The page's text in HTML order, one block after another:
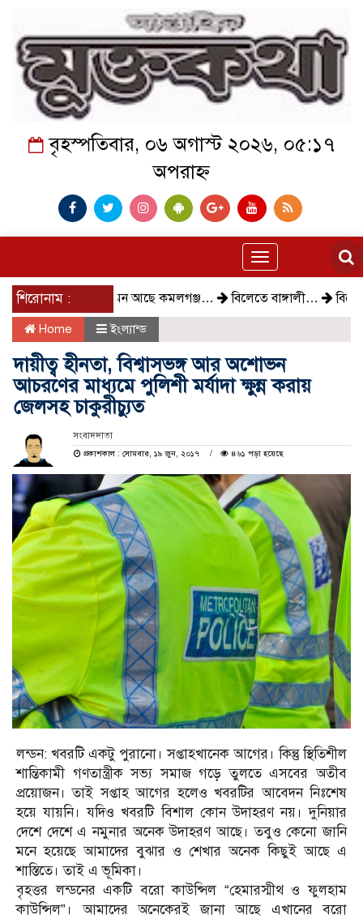
বৃহস্পতিবার, ০৬ অগাস্ট ২০২৬, ০৫:১৭
অপরাহ্ন
Toggle
navigation
শিরোনাম :কেমন আছে কমলগঞ্জ… বিলেতে বাঙ্গালী… বিক্ষোভ,
Home ইংল্যান্ড
দায়ীত্ব হীনতা, বিশ্বাসভঙ্গ আর অশোভন
আচরণের মাধ্যমে পুলিশী মর্যাদা ক্ষুন্ন করায়
জেলসহ চাকুরীচ্যুত
সংবাদদাতা
প্রকাশকাল : সোমবার, ১৯ জুন, ২০১৭
৪৬১ পড়া হয়েছে
লন্ডন: খবরটি একটু পুরানো। সপ্তাহখানেক আগের। কিন্তু স্থিতিশীল
শান্তিকামী গণতান্ত্রীক সভ্য সমাজ গড়ে তুলতে এসবের অতীব
প্রয়োজন। তাই সপ্তাহ আগের হলেও খবরটির আবেদন নিঃশেষ
হয়ে যায়নি। যদিও খবরটি বিশাল কোন উদাহরণ নয়। দুনিয়ার
দেশে দেশে এ নমুনার অনেক উদাহরণ আছে। তবুও কেনো জানি
মনে হয়েছে আমাদের বুঝার ও শেখার অনেক কিছুই আছে এ
শাস্তিতে। তাই এ ভূমিকা।
বৃহত্তর লন্ডনের একটি বরো কাউন্সিল “হেমারস্মীথ ও ফুলহাম
কাউন্সিল”। আমাদের অনেকেরই জানা আছে এখানের বরো